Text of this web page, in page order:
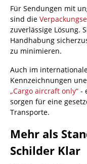
Für Sendungen mit
sind die
zuverlässige Lösung.
Handhabung
zu minimieren.
Auch im
Kennzeichnungen
„Cargo aircraft only“ -
sorgen für eine
Transporte.
Mehr als
Schilder Klar